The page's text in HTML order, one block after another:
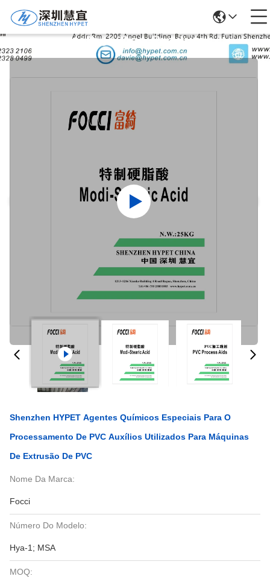
Detalhes Dos Produtos
Shenzhen HYPET Agentes Químicos Especiais Para O
Processamento De PVC Auxílios Utilizados Para Máquinas
De Extrusão De PVC
Nome Da Marca:
Focci
Número Do Modelo:
Hya-1; MSA
MOQ: